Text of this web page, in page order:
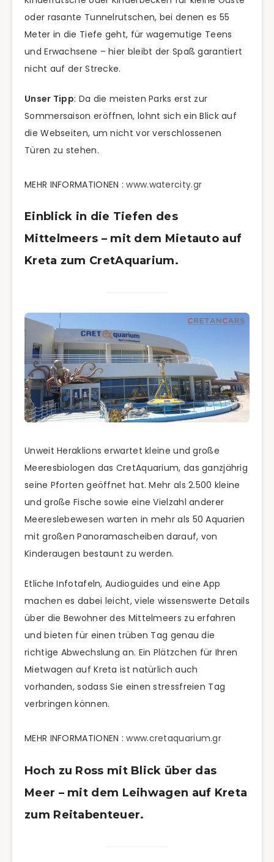
oder rasante Tunnelrutschen, bei denen es 55
Meter in die Tiefe geht, für wagemutige Teens
und Erwachsene – hier bleibt der Spaß garantiert
nicht auf der Strecke.
Unser Tipp: Da die meisten Parks erst zur
Sommersaison eröffnen, lohnt sich ein Blick auf
die Webseiten, um nicht vor verschlossenen
Türen zu stehen.
MEHR INFORMATIONEN : www.watercity.gr
Einblick in die Tiefen des
Mittelmeers – mit dem Mietauto auf
Kreta zum CretAquarium.
Unweit Heraklions erwartet kleine und große
Meeresbiologen das CretAquarium, das ganzjährig
seine Pforten geöffnet hat. Mehr als 2.500 kleine
und große Fische sowie eine Vielzahl anderer
Meereslebewesen warten in mehr als 50 Aquarien
mit großen Panoramascheiben darauf, von
Kinderaugen bestaunt zu werden.
Etliche Infotafeln, Audioguides und eine App
machen es dabei leicht, viele wissenswerte Details
über die Bewohner des Mittelmeers zu erfahren
und bieten für einen trüben Tag genau die
richtige Abwechslung an. Ein Plätzchen für Ihren
Mietwagen auf Kreta ist natürlich auch
vorhanden, sodass Sie einen stressfreien Tag
verbringen können.
MEHR INFORMATIONEN : www.cretaquarium.gr
Hoch zu Ross mit Blick über das
Meer – mit dem Leihwagen auf Kreta
zum Reitabenteuer.